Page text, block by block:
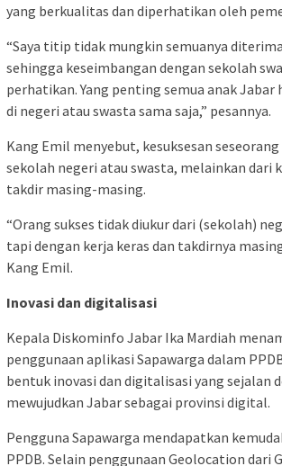
yang berkualitas dan diperhatikan oleh
“Saya titip tidak mungkin semuanya
sehingga keseimbangan dengan sekolah
perhatikan. Yang penting semua anak Jabar
di negeri atau swasta sama saja,” pesannya.
Kang Emil menyebut, kesuksesan
sekolah negeri atau swasta, melainkan dari
takdir masing-masing.
“Orang sukses tidak diukur dari (sekolah)
tapi dengan kerja keras dan takdirnya
Kang Emil.
Inovasi dan digitalisasi
Kepala Diskominfo Jabar Ika Mardiah
penggunaan aplikasi Sapawarga dalam
bentuk inovasi dan digitalisasi yang sejalan
mewujudkan Jabar sebagai provinsi digital.
Pengguna Sapawarga mendapatkan
PPDB. Selain penggunaan Geolocation dari